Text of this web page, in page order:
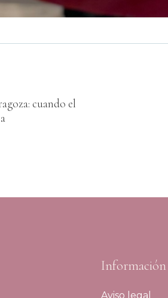
cuando el
Información
Aviso legal